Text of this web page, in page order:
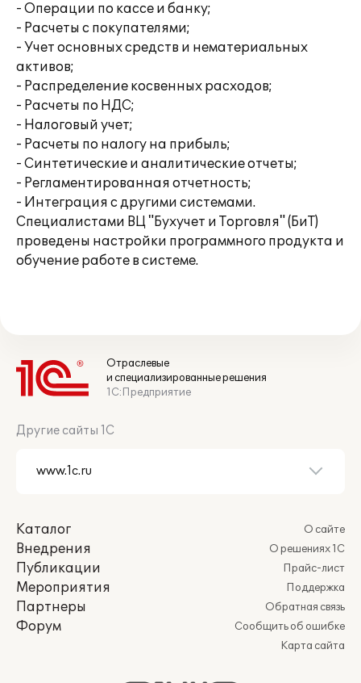
- Операции по кассе и банку;
- Расчеты с покупателями;
- Учет основных средств и нематериальных
активов;
- Распределение косвенных расходов;
- Расчеты по НДС;
- Налоговый учет;
- Расчеты по налогу на прибыль;
- Синтетические и аналитические отчеты;
- Регламентированная отчетность;
- Интеграция с другими системами.
Специалистами ВЦ "Бухучет и Торговля" (БиТ)
проведены настройки программного продукта и
обучение работе в системе.
Отраслевые
и специализированные решения
1С:Предприятие
Другие сайты 1С
Каталог
Внедрения
Публикации
Мероприятия
Партнеры
Форум
О сайте
О решениях 1С
Прайс-лист
Поддержка
Обратная связь
Сообщить об ошибке
Карта сайта